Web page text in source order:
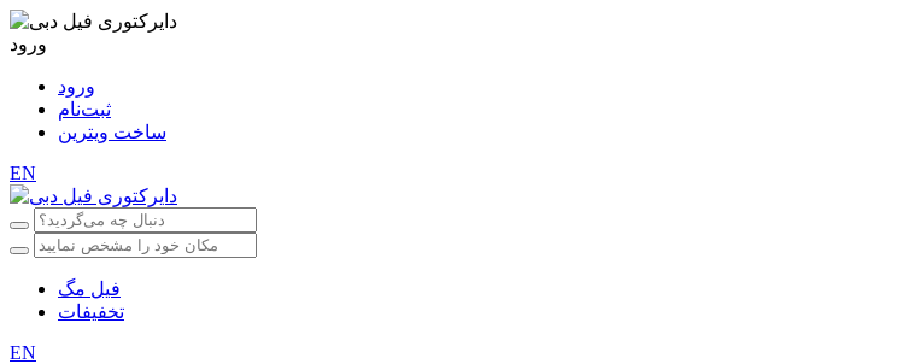
ورود
ورود
ثبت‌نام
ساخت ویترین
EN
فیل مگ
تخفیفات
EN